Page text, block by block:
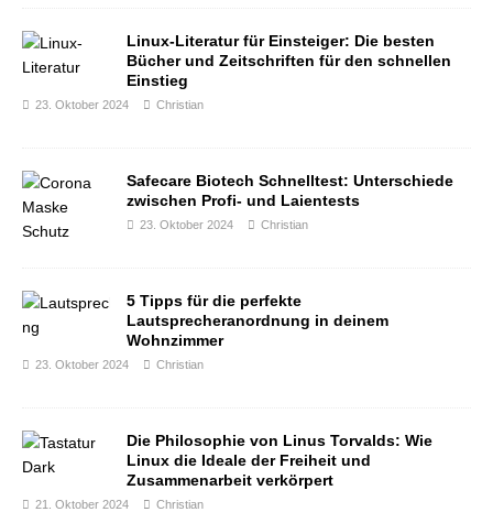
Linux-Literatur für Einsteiger: Die besten
Bücher und Zeitschriften für den schnellen
Einstieg
23. Oktober 2024 Christian
Safecare Biotech Schnelltest: Unterschiede
zwischen Profi- und Laientests
23. Oktober 2024 Christian
5 Tipps für die perfekte
Lautsprecheranordnung in deinem
Wohnzimmer
23. Oktober 2024 Christian
Die Philosophie von Linus Torvalds: Wie
Linux die Ideale der Freiheit und
Zusammenarbeit verkörpert
21. Oktober 2024 Christian